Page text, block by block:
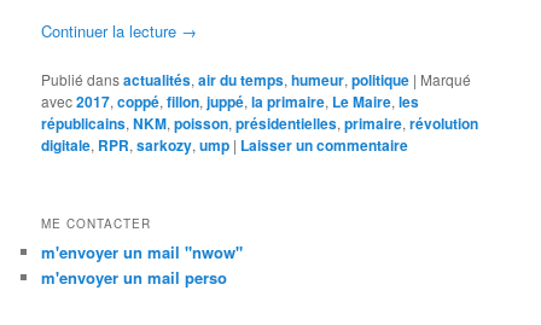
Continuer la lecture →
Publié dansactualités,air du temps,humeur,politique | Marqué
avec2017,coppé,fillon,juppé,la primaire, Le Maire,les
républicains,NKM,poisson,présidentielles,primaire,révolution
digitale, RPR,sarkozy,ump | Laisser un commentaire
ME CONTACTER
m'envoyer un mail "nwow"
m'envoyer un mail perso